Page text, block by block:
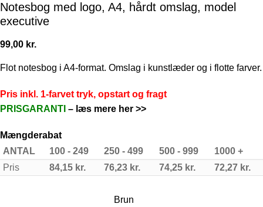
Notesbog med logo, A4, hårdt omslag, model
executive
99,00 kr.
Flot notesbog i A4-format. Omslag i kunstlæder og i flotte farver.
Pris inkl. 1-farvet tryk, opstart og fragt
PRISGARANTI – læs mere her >>
Mængderabat
ANTAL
100 - 249 250 - 499 500 - 999
1000 +
Pris
84,15 kr. 76,23 kr. 74,25 kr. 72,27 kr.
Brun